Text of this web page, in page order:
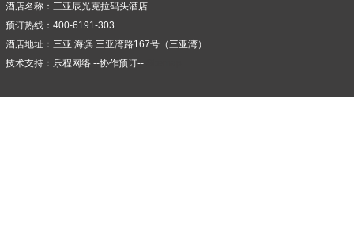
酒店名称：三亚辰光克拉码头酒店
预订热线：400-6191-303
酒店地址：三亚 海滨 三亚湾路167号（三亚湾）
技术支持： 乐程网络 --协作预订--